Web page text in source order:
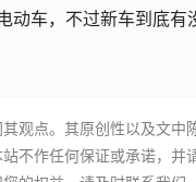
车，不过新车到底
观点。其原创性以及文中
不作任何保证或承诺，并